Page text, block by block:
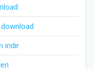
indir